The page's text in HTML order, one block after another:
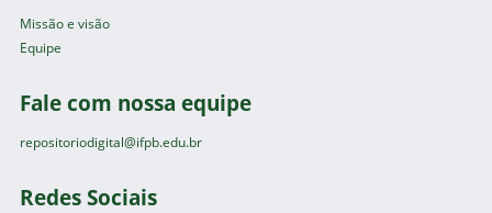
Missão e visão
Equipe
Fale com nossa equipe
repositoriodigital@ifpb.edu.br
Redes Sociais